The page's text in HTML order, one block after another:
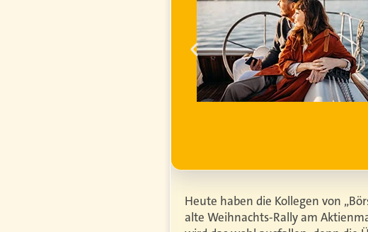
Heute haben die Kollegen von
alte Weihnachts-Rally am